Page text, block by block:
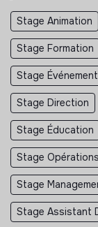
Stage Animation
Stage Formation
Stage
Stage Direction
Stage Éducation
Stage Opérations
Stage
Stage Assistant